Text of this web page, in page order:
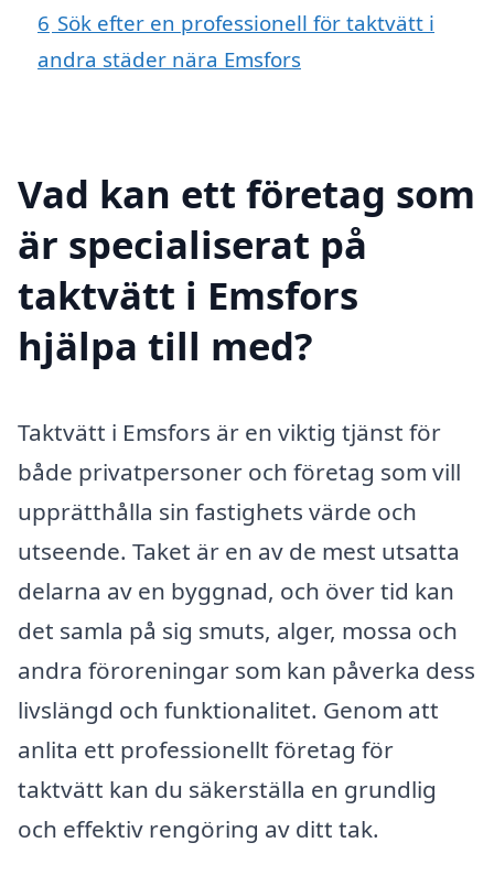
6 Sök efter en professionell för taktvätt i
andra städer nära Emsfors
Vad kan ett företag som
är specialiserat på
taktvätt i Emsfors
hjälpa till med?
Taktvätt i Emsfors är en viktig tjänst för
både privatpersoner och företag som vill
upprätthålla sin fastighets värde och
utseende. Taket är en av de mest utsatta
delarna av en byggnad, och över tid kan
det samla på sig smuts, alger, mossa och
andra föroreningar som kan påverka dess
livslängd och funktionalitet. Genom att
anlita ett professionellt företag för
taktvätt kan du säkerställa en grundlig
och effektiv rengöring av ditt tak.